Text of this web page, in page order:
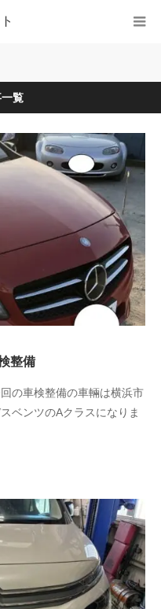
覧
整備
の車検整備の車輛は横浜市
ベンツのAクラスになりま